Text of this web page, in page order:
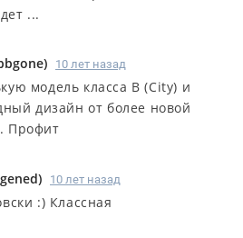
...
) 10 лет назад
модель класса В (City) и
дизайн от более новой
Профит
) 10 лет назад
:) Классная